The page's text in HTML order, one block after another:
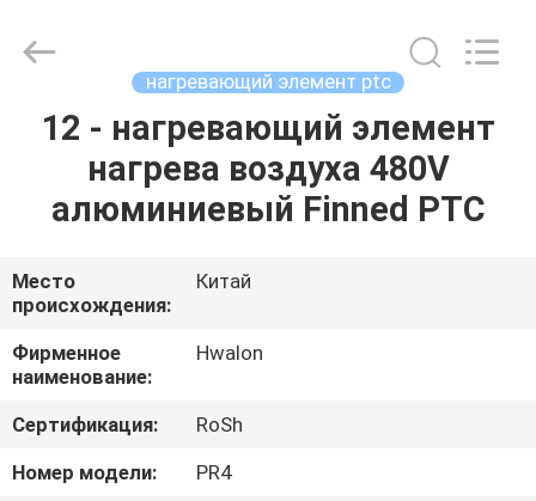
ДОМ
ПРОДУКЦИЯ
О
НАС
ЭКСКУРСИЯ
ПО
ФАБРИКЕ
Reserved.
нагревающий элемент ptc
12 - нагревающий элемент
нагрева воздуха 480V
алюминиевый Finned PTC
Место
происхождения:
Китай
Фирменное
наименование:
Hwalon
Сертификация:
RoSh
Номер модели:
PR4